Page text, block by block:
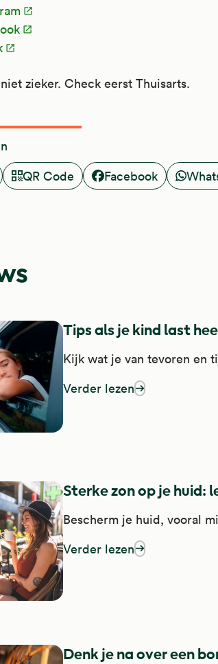
zieker. Check eerst Thuisarts.
QR Code Facebook
Tips als je kind last
Kijk wat je van tevoren en
Verder lezen
over tips als je kind last
Sterke zon op je huid:
Bescherm je huid, vooral
Verder lezen
over sterke zon op je huid:
Denk je na over een